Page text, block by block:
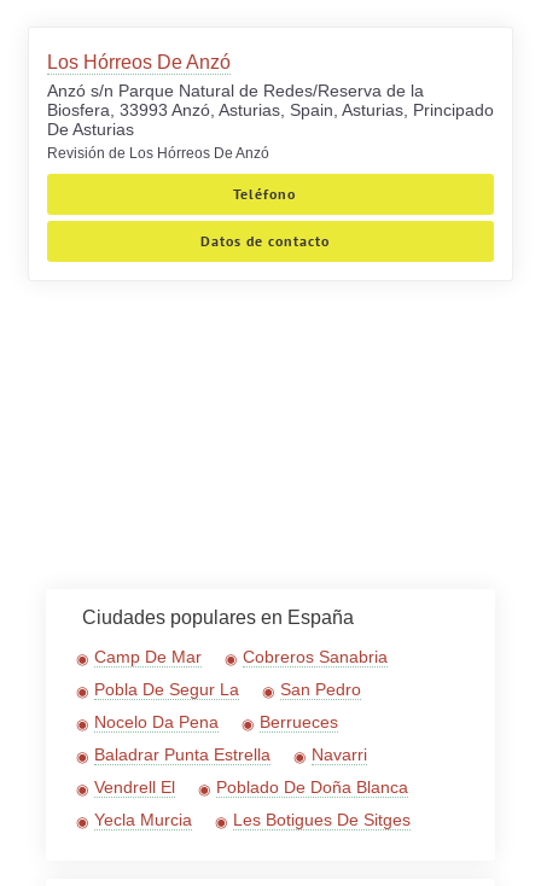
Los Hórreos De Anzó
Anzó s/n Parque Natural de Redes/Reserva de la
Biosfera, 33993 Anzó, Asturias, Spain, Asturias, Principado
De Asturias
Revisión de Los Hórreos De Anzó
Teléfono
Datos de contacto
Ciudades populares en España
Camp De Mar
Cobreros Sanabria
Pobla De Segur La
San Pedro
Nocelo Da Pena
Berrueces
Baladrar Punta Estrella
Navarri
Vendrell El
Poblado De Doña Blanca
Yecla Murcia
Les Botigues De Sitges